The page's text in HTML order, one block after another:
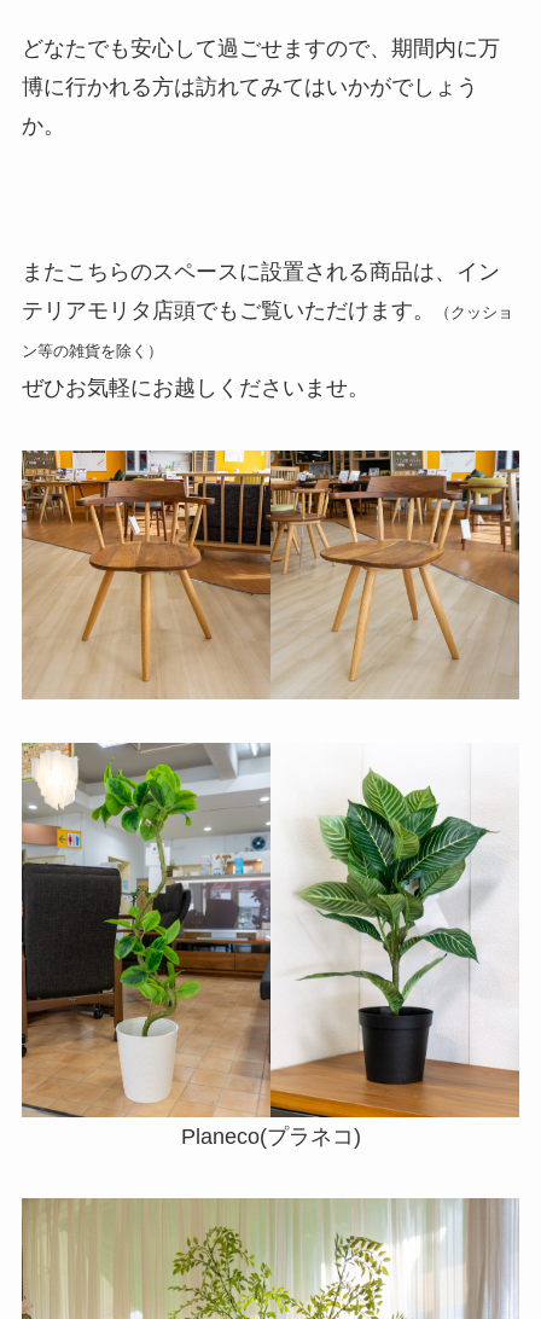
どなたでも安心して過ごせますので、期間内に万
博に行かれる方は訪れてみてはいかがでしょう
か。
またこちらのスペースに設置される商品は、イン
テリアモリタ店頭でもご覧いただけます。
（クッショ
ン等の雑貨を除く）
ぜひお気軽にお越しくださいませ。
Planeco(プラネコ)